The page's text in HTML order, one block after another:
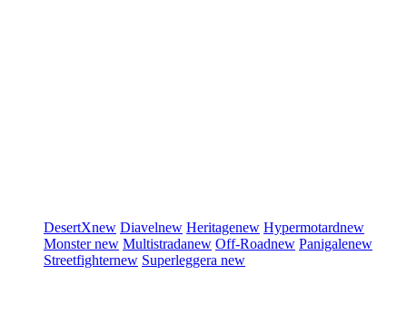
DesertXnew Diavelnew Heritagenew Hypermotardnew
Monsternew Multistradanew Off-Roadnew Panigalenew
Streetfighternew Superleggera new